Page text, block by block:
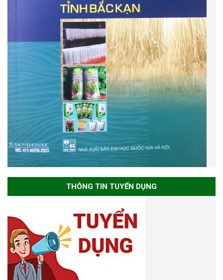
THÔNG TIN TUYỂN DỤNG